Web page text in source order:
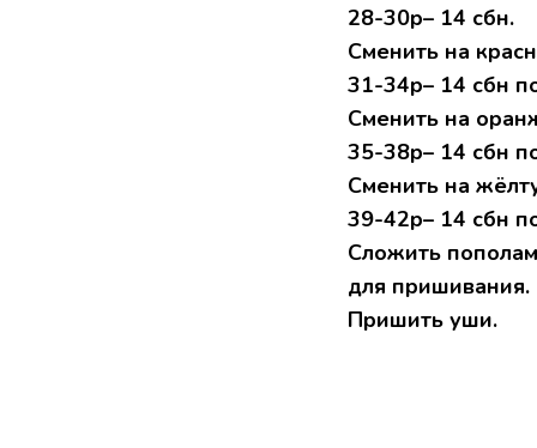
28-30р– 14 сбн.
Сменить на
31-34р– 14 сбн
Сменить на
35-38р– 14 сбн
Сменить на
39-42р– 14 сбн
Сложить
для пришивания.
Пришить уши.